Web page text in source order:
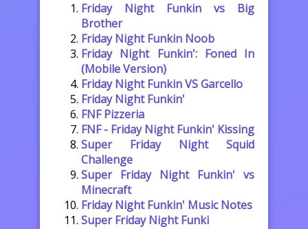
Friday Night Funkin vs Big
Brother
Friday Night Funkin Noob
Friday Night Funkin': Foned In
(Mobile Version)
Friday Night Funkin VS Garcello
Friday Night Funkin'
FNF Pizzeria
FNF - Friday Night Funkin' Kissing
Super Friday Night Squid
Challenge
Super Friday Night Funkin' vs
Minecraft
Friday Night Funkin' Music Notes
Super Friday Night Funki